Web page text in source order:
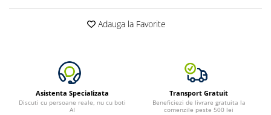
Adauga la Favorite
Asistenta Specializata
Discuti cu persoane reale, nu cu boti
AI
Transport Gratuit
Beneficiezi de livrare gratuita la
comenzile peste 500 lei